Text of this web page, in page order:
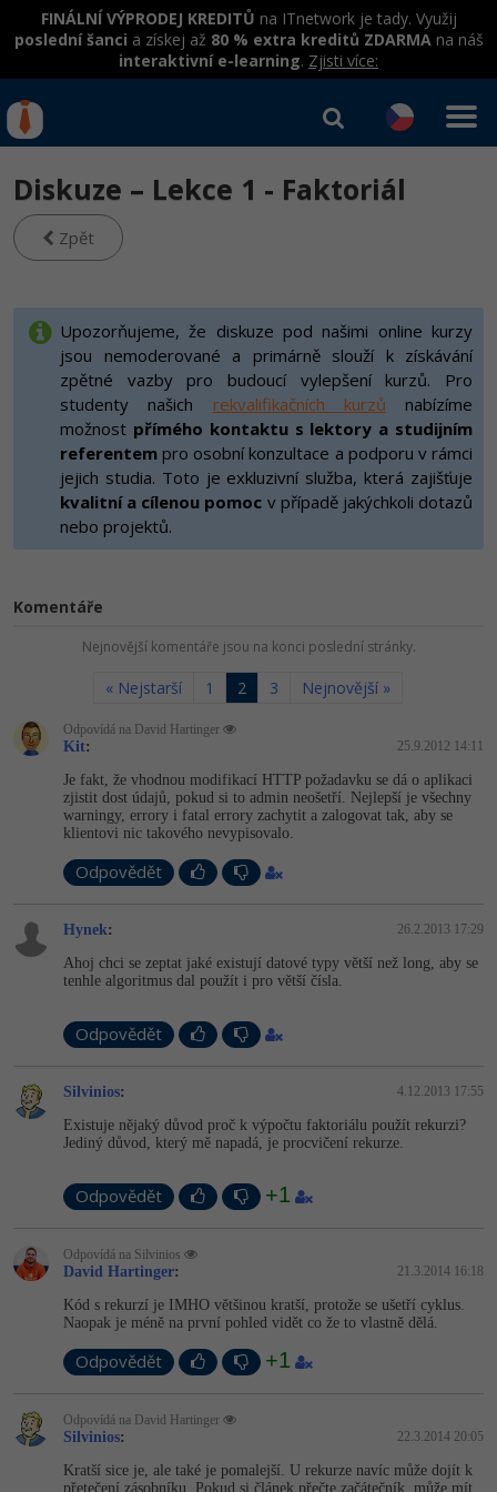
FINÁLNÍ VÝPRODEJ KREDITŮ na ITnetwork je tady. Využij
poslední šanci a získej až 80 % extra kreditů ZDARMAna náš
interaktivní e-learning. Zjisti více:
Rekvalifikace a kurzy
hrazené úřadem práce
Umělá inteligence v praxi
Datová analýza v praxi
Školení
Základy programování
Objektové programování - OOP
Umělá inteligence
HTML5, CSS3, Bootstrap, SEO
Testování a verzování
UML a návrhové vzory
Spring
Best practices
Školení dle technologií
C# .NET
Java
PHP
Python
HTML / CSS
MySQL/MariaDB
MS-SQL
IT e-learning
Kurzy IT profesí
Programátor WWW aplikací
Senior programátor
Front-end developer
Vývojář mobilních aplikací
Tester
Systémový administrátor
Grafik / UX/UI návrhář
3D grafik
Projektový manažer
Databázový analytik
Copywriter
WordPress specialista
SEO specialista
Jak začít?
Java -80%
C#.NET -80%
Python -80%
Swift
Kotlin -80%
C -80%
VB.NET
SQL
Návrh SW -80%
Algoritmy -41%
Umělá inteligence (AI)
Pro děti
Více
Fórum
Kurzy e-commerce
Testování softwaru
Digitální gramotnost
Kurzy designu
HTML/CSS
Photoshop
Příběhy absolventů
Přihlásit se| Registrovat
Diskuze – Lekce 1 - Faktoriál
Zpět
Upozorňujeme, že diskuze pod našimi online kurzy
jsou nemoderované a primárně slouží k získávání
zpětné vazby pro budoucí vylepšení kurzů. Pro
studenty našich rekvalifikačních kurzů nabízíme
možnost přímého kontaktu s lektory a studijním
referentem pro osobní konzultace a podporu v rámci
jejich studia. Toto je exkluzivní služba, která zajišťuje
kvalitní a cílenou pomoc v případě jakýchkoli dotazů
nebo projektů.
Komentáře
Nejnovější komentáře jsou na konci poslední stránky.
« Nejstarší 1 2 3 Nejnovější »
Odpovídá na David Hartinger
Kit: 25.9.2012 14:11
Je fakt, že vhodnou modifikací HTTP požadavku se dá o aplikaci
zjistit dost údajů, pokud si to admin neošetří. Nejlepší je všechny
warningy, errory i fatal errory zachytit a zalogovat tak, aby se
klientovi nic takového nevypisovalo.
Odpovědět
Hynek: 26.2.2013 17:29
Ahoj chci se zeptat jaké existují datové typy větší než long, aby se
tenhle algoritmus dal použít i pro větší čísla.
Odpovědět
Silvinios: 4.12.2013 17:55
Existuje nějaký důvod proč k výpočtu faktoriálu použít rekurzi?
Jediný důvod, který mě napadá, je procvičení rekurze.
Odpovědět +1
Odpovídá na Silvinios
David Hartinger: 21.3.2014 16:18
Kód s rekurzí je IMHO většinou kratší, protože se ušetří cyklus.
Naopak je méně na první pohled vidět co že to vlastně dělá.
Odpovědět +1
Odpovídá na David Hartinger
Silvinios: 22.3.2014 20:05
Kratší sice je, ale také je pomalejší. U rekurze navíc může dojít k
přetečení zásobníku. Pokud si článek přečte začátečník, může mít